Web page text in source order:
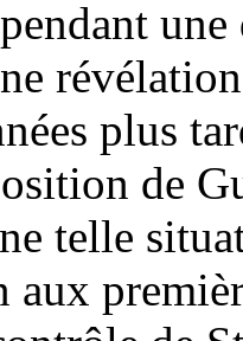
plus
de
telle
aux